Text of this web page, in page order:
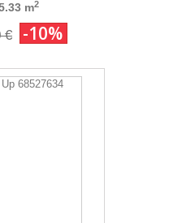
m2
€ -10%